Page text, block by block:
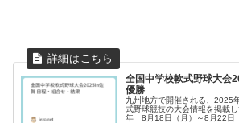
全国中学校軟式野球大会
優勝
九州地方で開催される、2025
式野球競技の大会情報を掲載
年 8月18日（月）～8月22日